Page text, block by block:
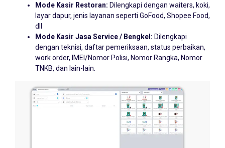
layar dapur, jenis layanan seperti GoFood, Shopee Food,
dll
Mode Kasir Jasa Service / Bengkel:
dengan teknisi, daftar pemeriksaan, status perbaikan,
work order, IMEI/Nomor Polisi, Nomor Rangka, Nomor
TNKB, dan lain-lain.